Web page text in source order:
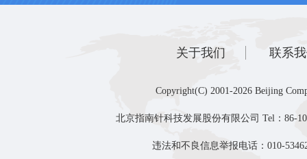
关于我们 联系
Copyright(C) 2001-2026 Beijing
北京指南针科技发展股份有限公司 Tel：86-
违法和不良信息举报电话：010-